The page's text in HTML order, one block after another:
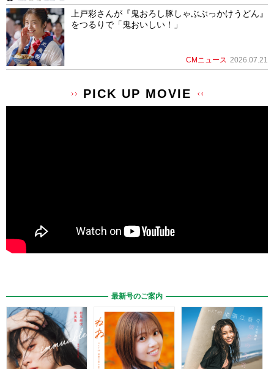
上戸彩さんが『鬼おろし豚しゃぶぶっかけうどん』
をつるりで「鬼おいしい！」
CMニュース 2026.07.21
PICK UP MOVIE
最新号のご案内